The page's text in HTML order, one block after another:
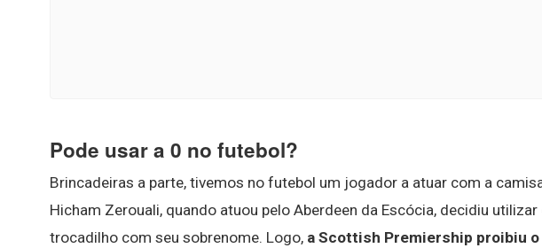
Pode usar a 0 no futebol?
Brincadeiras a parte, tivemos no futebol um jogador a atuar com a
Hicham Zerouali, quando atuou pelo Aberdeen da Escócia, decidiu
trocadilho com seu sobrenome. Logo, a Scottish Premiership proibiu